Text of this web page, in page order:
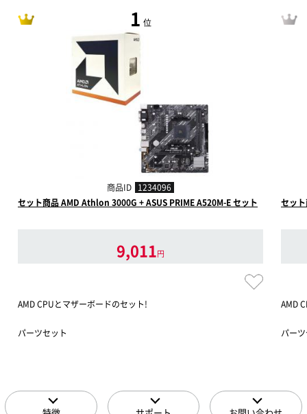
1 位
商品ID 1234096
セット商品 AMD Athlon 3000G + ASUS PRIME A520M-E セット
9,011円
AMD CPUとマザーボードのセット!
パーツセット
セッ
AMD
パー